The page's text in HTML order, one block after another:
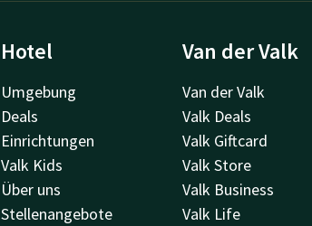
Hotel
Umgebung
Deals
Einrichtungen
Valk Kids
Über uns
Stellenangebote
Van der Valk
Van der Valk
Valk Deals
Valk Giftcard
Valk Store
Valk Business
Valk Life